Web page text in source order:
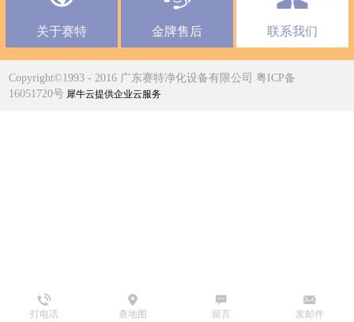
关于赛特 金牌售后 联系我们
Copyright©1993 - 2016 广东赛特净化设备有限公司 粤ICP备
16051720号 犀牛云提供企业云服务
打电话 查地图 发邮件
留言